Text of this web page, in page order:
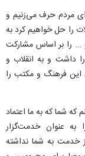
مردم حرف می‌زنیم و
را حل خواهیم کرد به
... را بر اساس مشارکت
را داشت و به انقلاب و
این فرهنگ و مکتب را
شما که به ما اعتماد
به عنوان خدمت‌گزار
خدمت به شما نداشته